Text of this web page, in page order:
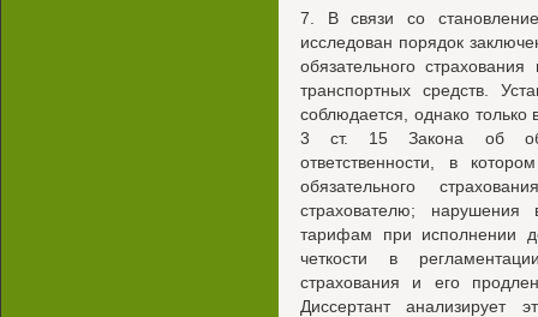
7. В связи со
исследован порядок
обязательного страхования
транспортных средств.
соблюдается, однако
3 ст. 15 Закона об
ответственности, в
обязательного
страхователю;
тарифам при исполнении
четкости в
страхования и его
Диссертант анализирует